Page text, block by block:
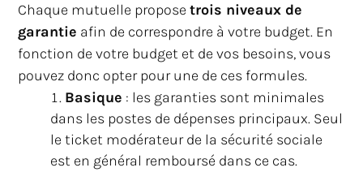
Chaque mutuelle proposetrois niveaux de
garantie afin de correspondre à votre budget. En
fonction de votre budget et de vos besoins, vous
pouvez donc opter pour une de ces formules.
Basique : les garanties sont minimales
dans les postes de dépenses principaux. Seul
le ticket modérateur de la sécurité sociale
est en général remboursé dans ce cas.